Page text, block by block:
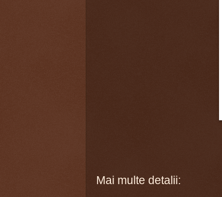
Mai multe detalii: